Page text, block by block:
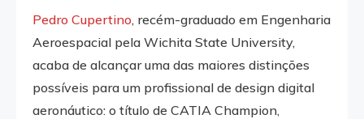
Pedro Cupertino, recém-graduado em Engenharia
Aeroespacial pela Wichita State University,
acaba de alcançar uma das maiores distinções
possíveis para um profissional de design digital
aeronáutico: o título de CATIA Champion,